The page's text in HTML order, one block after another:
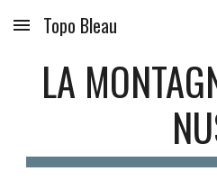
Skip to main content
Topo Bleau
LA